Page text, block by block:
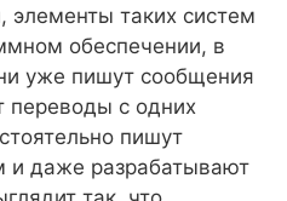
таких систем
обеспечении, в
уже пишут сообщения
переводы с одних
пишут
и даже разрабатывают